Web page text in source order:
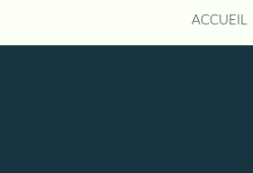
ACCUEIL